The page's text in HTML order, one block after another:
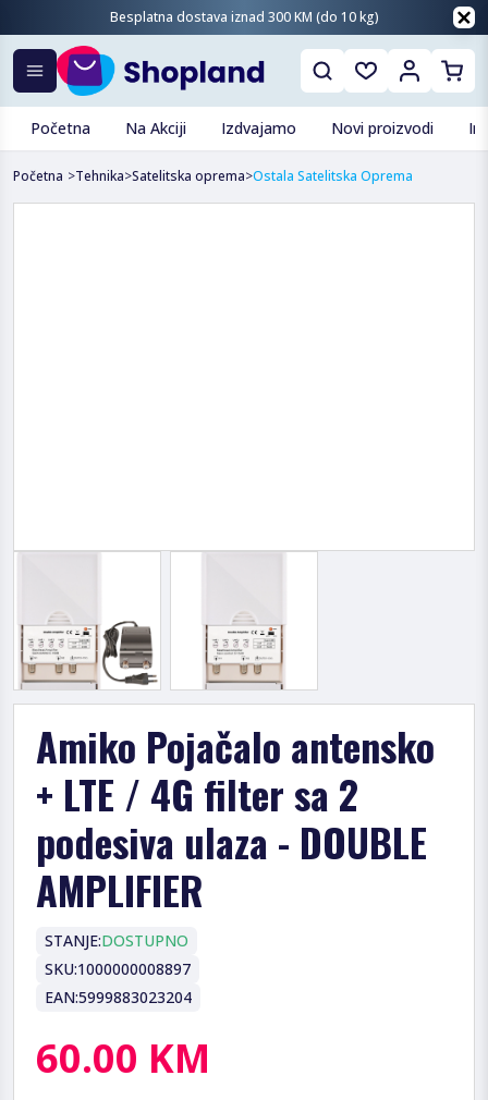
Besplatna dostava iznad 300 KM (do 10 kg)
Početna Na Akciji Izdvajamo Novi proizvodi
Početna >Tehnika>Satelitska oprema>Ostala Satelitska Oprema
Amiko Pojačalo antensko
+ LTE / 4G filter sa 2
podesiva ulaza - DOUBLE
AMPLIFIER
STANJE:DOSTUPNO
SKU:1000000008897
EAN:5999883023204
60.00 KM